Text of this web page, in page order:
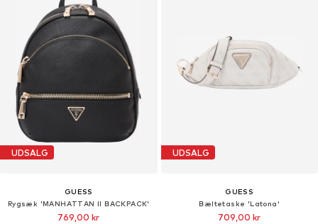
UDSALG
GUESS
Rygsæk 'MANHATTAN II BACKPACK'
769,00 kr
UDSALG
GUESS
Bæltetaske 'Latona'
709,00 kr